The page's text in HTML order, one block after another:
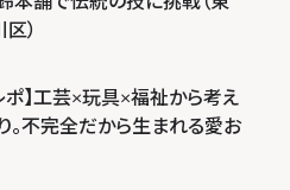
）
ポ】工芸×玩具×福祉から考え
。不完全だから生まれる愛お